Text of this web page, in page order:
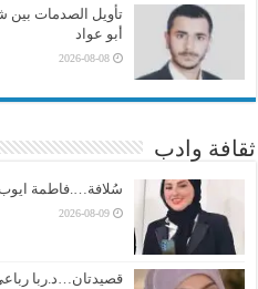
تأويل الصدمات بين
أبو عواد
2026-08-08
ثقافة وادب
سُلافة….فاطمة
2026-08-09
قصيدتان…د.ربا